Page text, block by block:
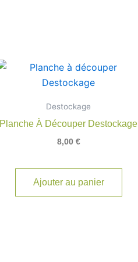
Destockage
Planche À Découper Destockage
8,00 €
Ajouter au panier